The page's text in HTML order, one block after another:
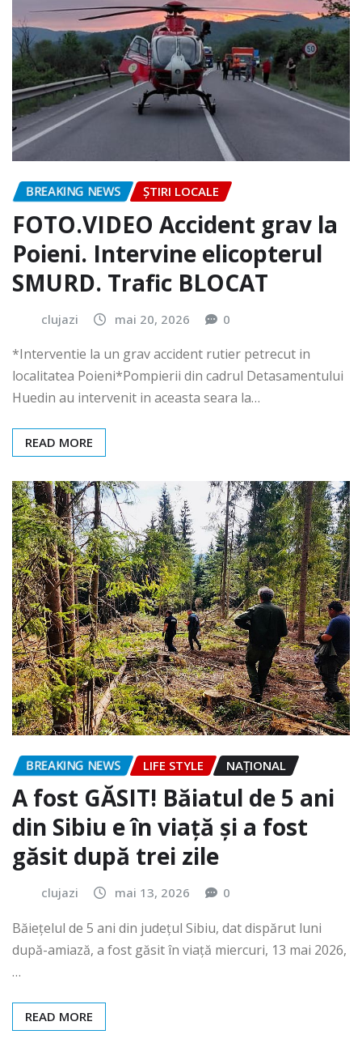
BREAKING NEWS ȘTIRI LOCALE
FOTO.VIDEO Accident grav la
Poieni. Intervine elicopterul
SMURD. Trafic BLOCAT
clujazi mai 20, 2026 0
*Interventie la un grav accident rutier petrecut in
localitatea Poieni*Pompierii din cadrul Detasamentului
Huedin au intervenit in aceasta seara la…
READ MORE
BREAKING NEWS LIFE STYLE NAŢIONAL
A fost GĂSIT! Băiatul de 5 ani
din Sibiu e în viață și a fost
găsit după trei zile
clujazi mai 13, 2026 0
Băiețelul de 5 ani din județul Sibiu, dat dispărut luni
după-amiază, a fost găsit în viață miercuri, 13 mai 2026,
…
READ MORE